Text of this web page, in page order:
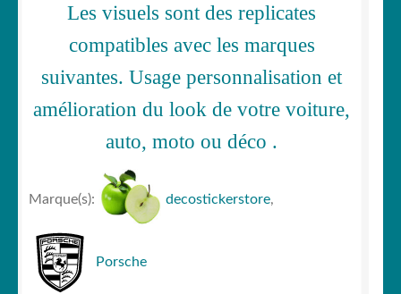
Les visuels sont des replicates
compatibles avec les marques
suivantes. Usage personnalisation et
amélioration du look de votre voiture,
auto, moto ou déco .
Marque(s): decostickerstore,
Porsche